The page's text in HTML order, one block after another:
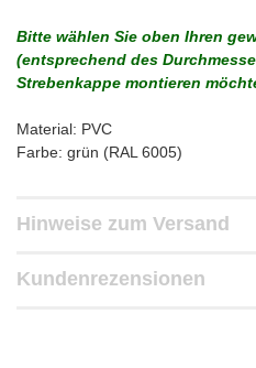
Bitte wählen Sie oben Ihren
(entsprechend des
Strebenkappe montieren
Material: PVC
Farbe: grün (RAL 6005)
Hinweise zum Versand
Kundenrezensionen